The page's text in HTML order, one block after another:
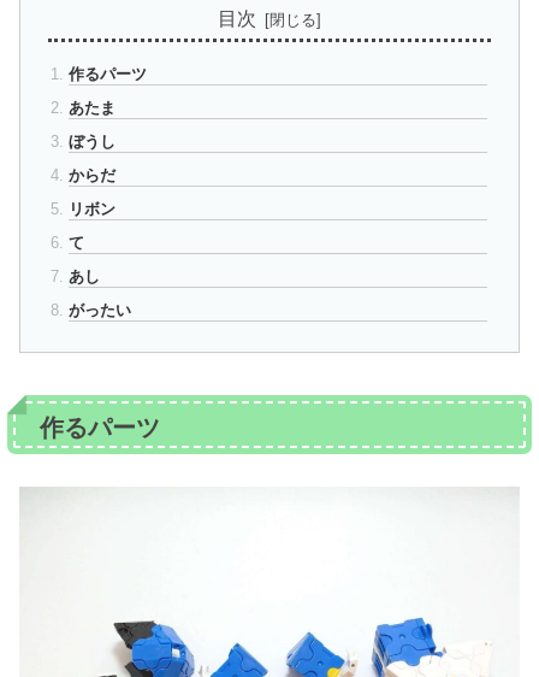
目次
作るパーツ
あたま
ぼうし
からだ
リボン
て
あし
がったい
作るパーツ